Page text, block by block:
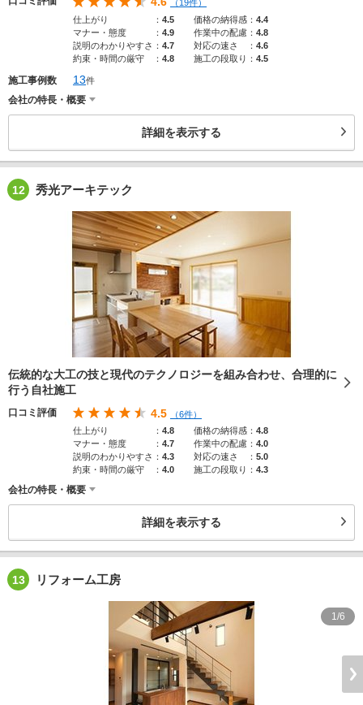
（19件）
仕上がり
： 4.5 価格の納得感 ： 4.4
マナー・態度
： 4.9 作業中の配慮 ： 4.8
説明のわかりやすさ ： 4.7 対応の速さ ： 4.6
約束・時間の厳守
： 4.8 施工の段取り ： 4.5
施工事例数 13件
会社の特長・概要
詳細を表示する
12 秀光アーキテック
伝統的な大工の技と現代のテクノロジーを組み合わせ、合理的に
行う自社施工
口コミ評価 4.5
（6件）
仕上がり
： 4.8 価格の納得感 ： 4.8
マナー・態度
： 4.7 作業中の配慮 ： 4.0
説明のわかりやすさ ： 4.3 対応の速さ ： 5.0
約束・時間の厳守
： 4.0 施工の段取り ： 4.3
会社の特長・概要
詳細を表示する
13 リフォーム工房
1/6